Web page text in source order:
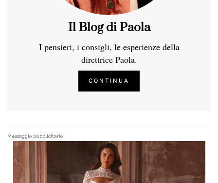
Il Blog di Paola
I pensieri, i consigli, le esperienze della
direttrice Paola.
CONTINUA
Messaggio pubblicitario